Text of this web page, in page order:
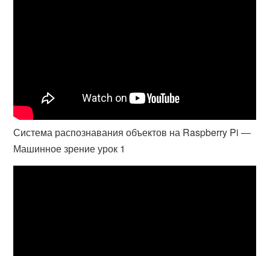
Система распознавания объектов на Raspberry Pi —
Машинное зрение урок 1